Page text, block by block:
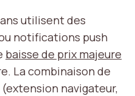
utilisent des
notifications push
baisse de prix majeure
La combinaison de
navigateur,